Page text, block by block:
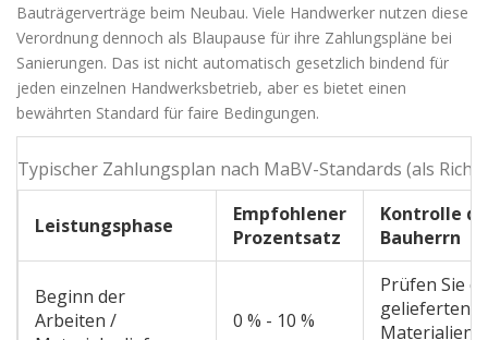
Bauträgerverträge beim Neubau. Viele Handwerker nutzen diese
Verordnung dennoch als Blaupause für ihre Zahlungspläne bei
Sanierungen. Das ist nicht automatisch gesetzlich bindend für
jeden einzelnen Handwerksbetrieb, aber es bietet einen
bewährten Standard für faire Bedingungen.
Typischer Zahlungsplan nach MaBV-Standards (als
Leistungsphase
Empfohlener
Prozentsatz
Kontrolle
Bauherrn
Beginn der
Arbeiten /
0 % - 10 %
Prüfen Sie
gelieferten
Materialien